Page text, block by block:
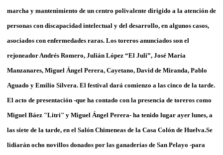
marcha y mantenimiento de un centro polivalente dirigido a la atención de
personas con discapacidad intelectual y del desarrollo, en algunos casos,
asociados con enfermedades raras. Los toreros anunciados son el
rejoneador Andrés Romero, Julián López “El Juli”, José María
Manzanares, Miguel Ángel Perera, Cayetano, David de Miranda, Pablo
Aguado y Emilio Silvera. El festival dará comienzo a las cinco de la tarde.
El acto de presentación -que ha contado con la presencia de toreros como
Miguel Báez "Litri" y Miguel Ángel Perera- ha tenido lugar ayer lunes, a
las siete de la tarde, en el Salón Chimeneas de la Casa Colón de Huelva.Se
lidiarán ocho novillos donados por las ganaderías de San Pelayo -para